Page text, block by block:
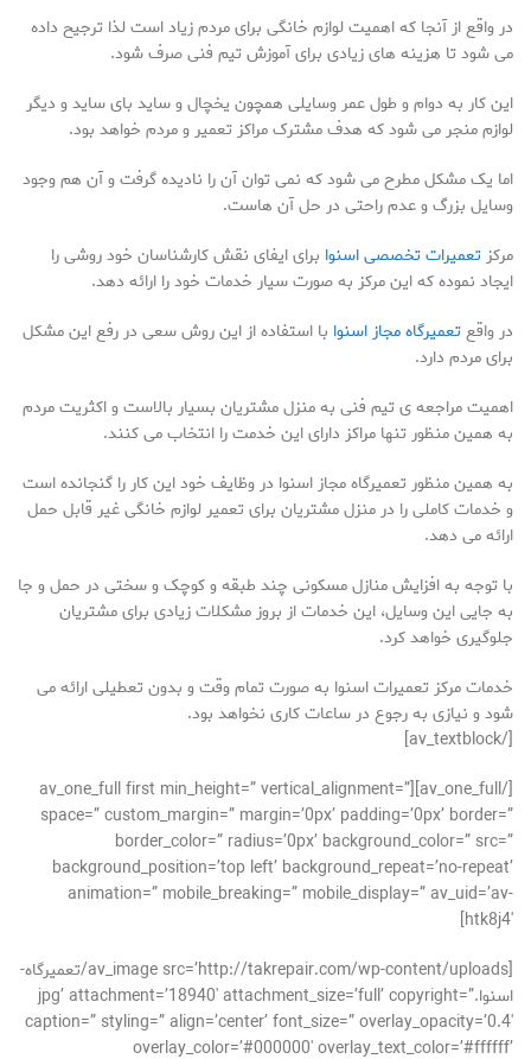
در واقع از آنجا که اهمیت لوازم خانگی برای مردم زیاد است لذا ترجیح داده
می شود تا هزینه های زیادی برای آموزش تیم فنی صرف شود.
این کار به دوام و طول عمر وسایلی همچون یخچال و ساید بای ساید و دیگر
لوازم منجر می شود که هدف مشترک مراکز تعمیر و مردم خواهد بود.
اما یک مشکل مطرح می شود که نمی توان آن را نادیده گرفت و آن هم وجود
وسایل بزرگ و عدم راحتی در حل آن هاست.
مرکزتعمیرات تخصصی اسنوا برای ایفای نقش کارشناسان خود روشی را
ایجاد نموده که این مرکز به صورت سیار خدمات خود را ارائه دهد.
در واقعتعمیرگاه مجاز اسنوا با استفاده از این روش سعی در رفع این مشکل
برای مردم دارد.
اهمیت مراجعه ی تیم فنی به منزل مشتریان بسیار بالاست و اکثریت مردم
به همین منظور تنها مراکز دارای این خدمت را انتخاب می کنند.
به همین منظور تعمیرگاه مجاز اسنوا در وظایف خود این کار را گنجانده است
و خدمات کاملی را در منزل مشتریان برای تعمیر لوازم خانگی غیر قابل حمل
ارائه می دهد.
با توجه به افزایش منازل مسکونی چند طبقه و کوچک و سختی در حمل و جا
به جایی این وسایل، این خدمات از بروز مشکلات زیادی برای مشتریان
جلوگیری خواهد کرد.
خدمات مرکز تعمیرات اسنوا به صورت تمام وقت و بدون تعطیلی ارائه می
شود و نیازی به رجوع در ساعات کاری نخواهد بود.
[/av_textblock]
[/av_one_full][av_one_full first min_height=” vertical_alignment=”
space=” custom_margin=” margin=’0px’ padding=’0px’ border=”
border_color=” radius=’0px’ background_color=” src=”
background_position=’top left’ background_repeat=’no-repeat’
animation=” mobile_breaking=” mobile_display=” av_uid=’av-
htk8j4′]
[av_image src=’http://takrepair.com/wp-content/uploads/تعمیرگاه-
اسنوا.jpg’ attachment=’18940′ attachment_size=’full’ copyright=”
caption=” styling=” align=’center’ font_size=” overlay_opacity=’0.4′
overlay_color=’#000000′ overlay_text_color=’#ffffff’